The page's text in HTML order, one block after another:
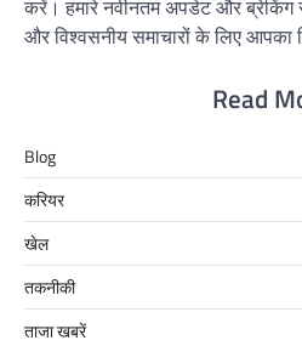
करें। हमारे नवीनतम अपडेट और
और विश्वसनीय समाचारों के लिए आपका
Read
Blog
करियर
खेल
तकनीकी
ताजा खबरें